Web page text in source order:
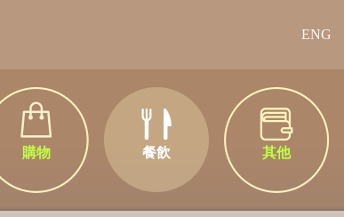
ENG
購物 餐飲 其他